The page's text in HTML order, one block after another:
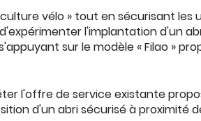
vélo » tout en sécurisant les
l'implantation d'un
sur le modèle « Filao »
l'offre de service existante
d'un abri sécurisé à proximité